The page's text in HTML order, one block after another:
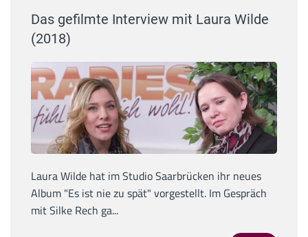
Das gefilmte Interview mit Laura Wilde
(2018)
Laura Wilde hat im Studio Saarbrücken ihr neues
Album "Es ist nie zu spät" vorgestellt. Im Gespräch
mit Silke Rech ga...